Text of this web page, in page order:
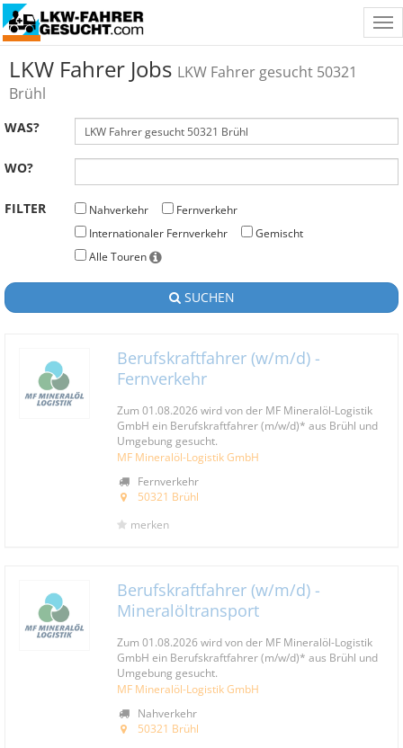
LKW Fahrer Jobs LKW Fahrer gesucht 50321
Brühl
WAS?
WO?
FILTER Nahverkehr
Fernverkehr
Internationaler Fernverkehr
Gemischt
Alle Touren
SUCHEN
Berufskraftfahrer (w/m/d) -
Fernverkehr
Zum 01.08.2026 wird von der MF Mineralöl-Logistik
GmbH ein Berufskraftfahrer (m/w/d)* aus Brühl und
Umgebung gesucht.
MF Mineralöl-Logistik GmbH
Fernverkehr
50321 Brühl
merken
Berufskraftfahrer (w/m/d) -
Mineralöltransport
Zum 01.08.2026 wird von der MF Mineralöl-Logistik
GmbH ein Berufskraftfahrer (m/w/d)* aus Brühl und
Umgebung gesucht.
MF Mineralöl-Logistik GmbH
Nahverkehr
50321 Brühl